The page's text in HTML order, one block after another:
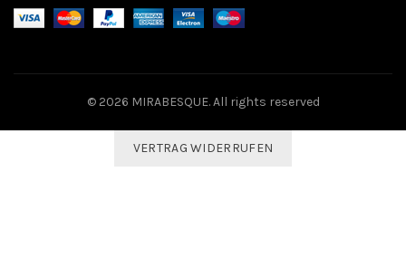
© 2026 MIRABESQUE. All rights reserved
VERTRAG WIDERRUFEN